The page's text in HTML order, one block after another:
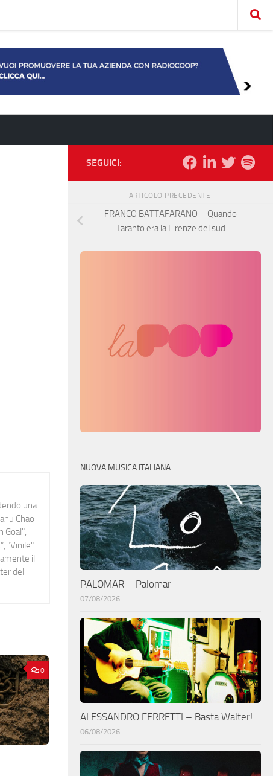
una
Chao
Goal",
"Vinile"
il
del
0
SEGUICI:
ARTICOLO PRECEDENTE
FRANCO BATTAFARANO – Quando
Taranto era la Firenze del sud
NUOVA MUSICA ITALIANA
PALOMAR – Palomar
07/08/2026
ALESSANDRO FERRETTI – Basta Walter!
06/08/2026